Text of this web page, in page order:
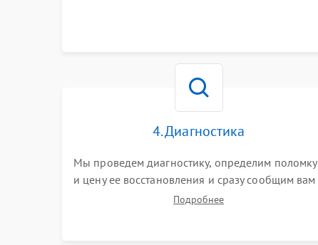
4. Диагностика
Мы проведем диагностику, определим поломку
и цену ее восстановления и сразу сообщим вам
о сроках ее ремонта.Подробнее